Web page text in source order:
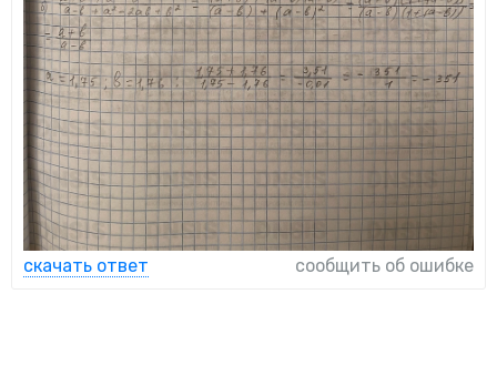
скачать ответ сообщить об ошибке